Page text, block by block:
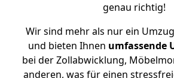
genau richtig!
Wir sind mehr als nur ein
und bieten Ihnen umfassende
bei der Zollabwicklung,
anderen, was für einen